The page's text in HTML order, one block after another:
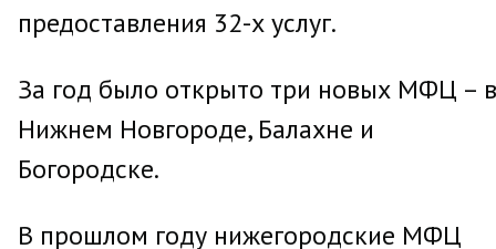
предоставления 32-х услуг.
За год было открыто три новых МФЦ – в
Нижнем Новгороде, Балахне и
Богородске.
В прошлом году нижегородские МФЦ